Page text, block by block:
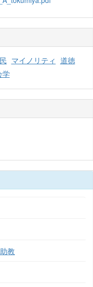
マイノリティ 道徳
学
教